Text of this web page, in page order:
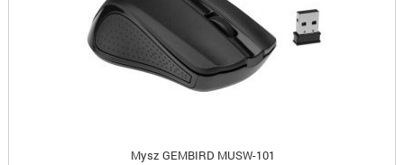
Mysz GEMBIRD MUSW-101